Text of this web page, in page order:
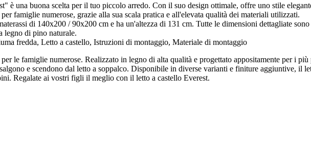
è una buona scelta per il tuo piccolo arredo. Con il suo design ottimale, offre uno stile
famiglie numerose, grazie alla sua scala pratica e all'elevata qualità dei materiali utilizzati.
di 140x200 / 90x200 cm e ha un'altezza di 131 cm. Tutte le dimensioni dettagliate
di pino naturale.
fredda, Letto a castello, Istruzioni di montaggio, Materiale di montaggio
le famiglie numerose. Realizzato in legno di alta qualità e progettato appositamente per i
e scendono dal letto a soppalco. Disponibile in diverse varianti e finiture aggiuntive, il
Regalate ai vostri figli il meglio con il letto a castello Everest.